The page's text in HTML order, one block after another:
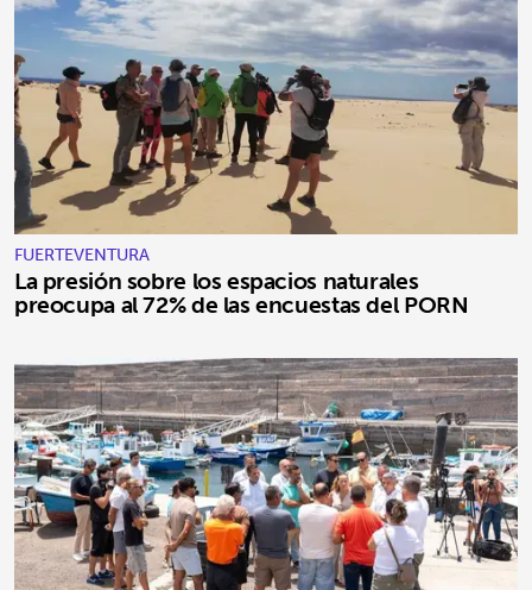
FUERTEVENTURA
La presión sobre los espacios naturales
preocupa al 72% de las encuestas del PORN